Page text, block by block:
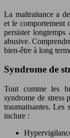
La maltraitance a
et le comportement
persister
abusive.
bien-être à long
Syndrome de
Tout comme les
syndrome de stress
traumatisantes. Les
inclure :